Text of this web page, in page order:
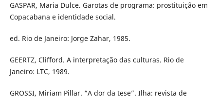
GASPAR, Maria Dulce. Garotas de programa: prostituição em
Copacabana e identidade social.
ed. Rio de Janeiro: Jorge Zahar, 1985.
GEERTZ, Clifford. A interpretação das culturas. Rio de
Janeiro: LTC, 1989.
GROSSI, Miriam Pillar. “A dor da tese”. Ilha: revista de